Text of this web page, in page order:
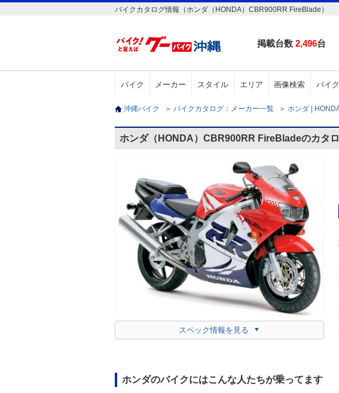
バイクカタログ情報（ホンダ（HONDA）CBR900RR FireBlade）
掲載台数 2,496台
バイク メーカー スタイル エリア 画像検索 バイ
沖縄バイク ＞ バイクカタログ：メーカー一覧 ＞ ホンダ |
ホンダ（HONDA）CBR900RR FireBladeのカタ
スペック情報を見る
ホンダのバイクにはこんな人たちが乗ってます